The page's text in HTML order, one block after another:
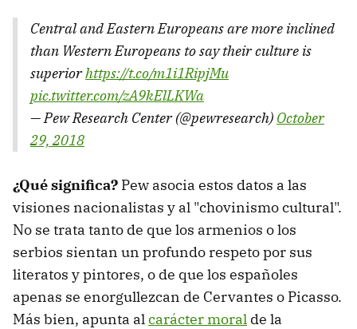
Central and Eastern Europeans are more inclined
than Western Europeans to say their culture is
superiorhttps://t.co/m1i1RipjMu
pic.twitter.com/zA9kElLKWa
— Pew Research Center (@pewresearch) October
29, 2018
¿Qué significa? Pew asocia estos datos a las
visiones nacionalistas y al "chovinismo cultural".
No se trata tanto de que los armenios o los
serbios sientan un profundo respeto por sus
literatos y pintores, o de que los españoles
apenas se enorgullezcan de Cervantes o Picasso.
Más bien, apunta alcarácter moral de la